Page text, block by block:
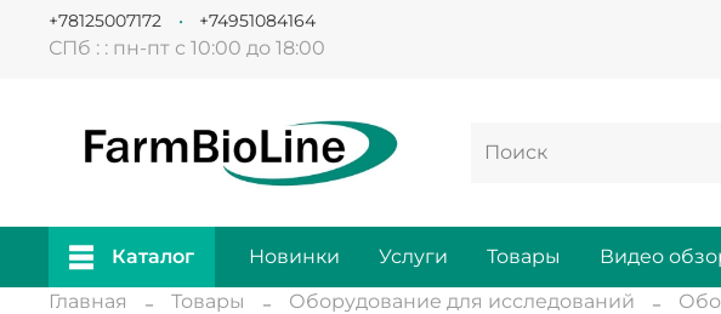
СПб : : пн-пт с 10:00 до 18:00
+78125007172 +74951084164
Каталог Новинки Услуги Товары Видео
Главная
Товары Оборудование для исследований